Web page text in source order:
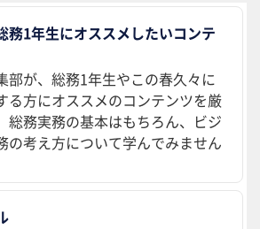
務1年生にオススメしたいコンテ
部が、総務1年生やこの春久々に
る方にオススメのコンテンツを厳
総務実務の基本はもちろん、ビジ
の考え方について学んでみません